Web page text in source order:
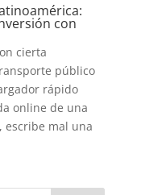
con
cierta
público
rápido
online de una
escribe mal una